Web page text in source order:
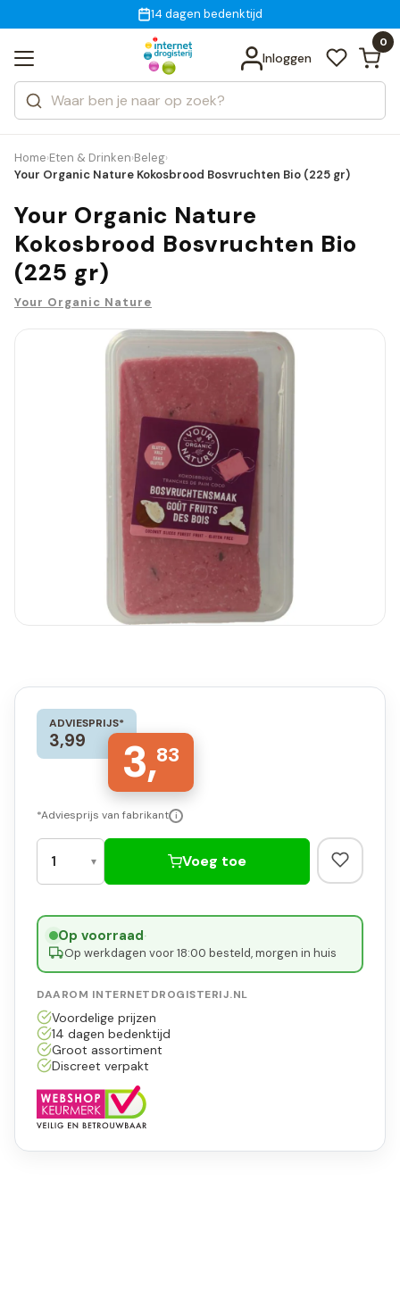
voor 18:00 uur besteld
Gratis bezorging
14 dagen bedenktijd
Inloggen
0
Zoeken
Categorieën
Merken
Bekijk alle resultaten
Home›Eten & Drinken›Beleg›
Your Organic Nature Kokosbrood Bosvruchten Bio (225 gr)
Your Organic Nature
Kokosbrood Bosvruchten Bio
(225 gr)
Your Organic Nature
ADVIESPRIJS*
3,99 3,83
*Adviesprijs van fabrikant i
Voeg toe
Op voorraad·
Op werkdagen voor 18:00 besteld, morgen in huis
DAAROM INTERNETDROGISTERIJ.NL
Voordelige prijzen
14 dagen bedenktijd
Groot assortiment
Discreet verpakt